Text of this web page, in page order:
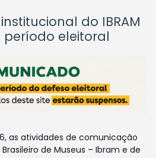
do IBRAM
eleitoral
as atividades de comunicação
de Museus – Ibram e de